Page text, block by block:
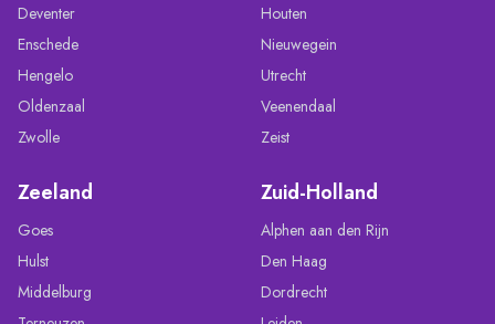
Deventer
Enschede
Hengelo
Oldenzaal
Zwolle
Houten
Nieuwegein
Utrecht
Veenendaal
Zeist
Zeeland
Goes
Hulst
Middelburg
Zuid-Holland
Alphen aan den Rijn
Den Haag
Dordrecht